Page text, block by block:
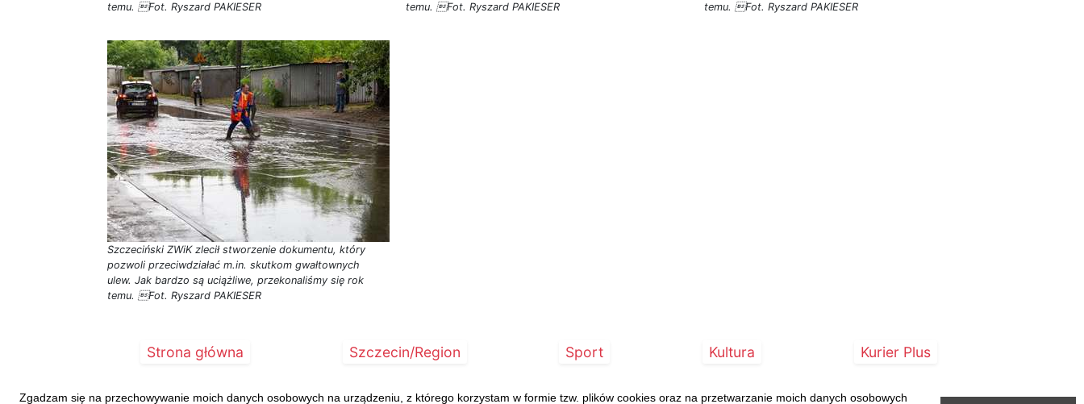
Zgadzam się na przechowywanie moich danych osobowych na urządzeniu, z którego korzystam w formie tzw. plików cookies oraz na przetwarzanie moich danych osobowych
temu. Fot. Ryszard PAKIESER
temu. Fot. Ryszard PAKIESER
temu. Fot. Ryszard PAKIESER
Szczeciński ZWiK zlecił stworzenie dokumentu, który
pozwoli przeciwdziałać m.in. skutkom gwałtownych
ulew. Jak bardzo są uciążliwe, przekonaliśmy się rok
temu. Fot. Ryszard PAKIESER
Strona główna Szczecin/Region Sport Kultura Kurier Plus